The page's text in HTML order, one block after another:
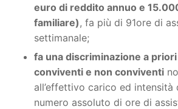
euro di reddito annuo e
familiare), fa più di 91ore di
settimanale;
fa una discriminazione a
conviventi e non conviventi
all’effettivo carico ed intensità
numero assoluto di ore di